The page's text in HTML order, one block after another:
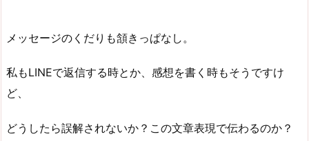
メッセージのくだりも頷きっぱなし。
私もLINEで返信する時とか、感想を書く時もそうですけ
ど、
どうしたら誤解されないか？この文章表現で伝わるのか？